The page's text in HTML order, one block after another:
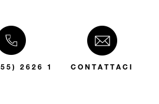
2626 1 CONTATTACI